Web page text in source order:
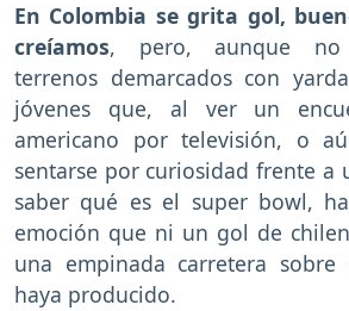
En Colombia se grita gol,
creíamos, pero, aunque no
terrenos demarcados con
jóvenes que, al ver un
americano por televisión, o
sentarse por curiosidad frente a
saber qué es el super bowl,
emoción que ni un gol de
una empinada carretera
haya producido.